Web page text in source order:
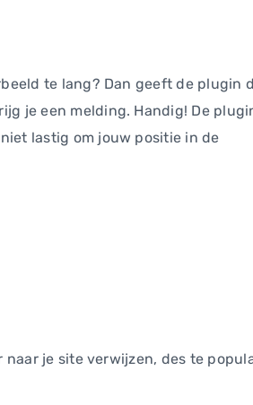
te lang? Dan geeft de plugin
je een melding. Handig! De
lastig om jouw positie in de
je site verwijzen, des te